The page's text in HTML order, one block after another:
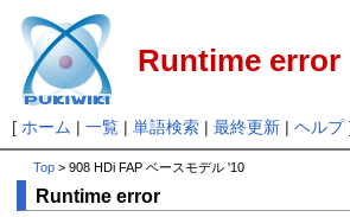
Runtime error
[ ホーム | 一覧| 単語検索| 最終更新| ヘルプ
Top > 908 HDi FAP ベースモデル '10
Runtime error